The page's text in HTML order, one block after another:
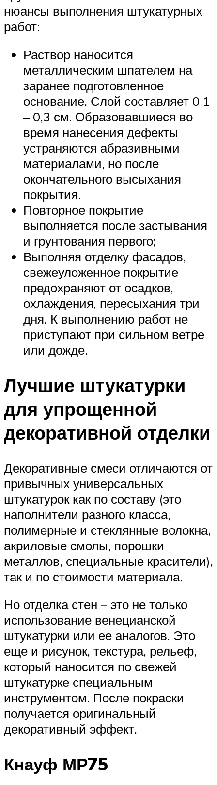
нюансы выполнения штукатурных
работ:
Раствор наносится
металлическим шпателем на
заранее подготовленное
основание. Слой составляет 0,1
– 0,3 см. Образовавшиеся во
время нанесения дефекты
устраняются абразивными
материалами, но после
окончательного высыхания
покрытия.
Повторное покрытие
выполняется после застывания
и грунтования первого;
Выполняя отделку фасадов,
свежеуложенное покрытие
предохраняют от осадков,
охлаждения, пересыхания три
дня. К выполнению работ не
приступают при сильном ветре
или дожде.
Лучшие штукатурки
для упрощенной
декоративной отделки
Декоративные смеси отличаются от
привычных универсальных
штукатурок как по составу (это
наполнители разного класса,
полимерные и стеклянные волокна,
акриловые смолы, порошки
металлов, специальные красители),
так и по стоимости материала.
Но отделка стен – это не только
использование венецианской
штукатурки или ее аналогов. Это
еще и рисунок, текстура, рельеф,
который наносится по свежей
штукатурке специальным
инструментом. После покраски
получается оригинальный
декоративный эффект.
Кнауф МР75